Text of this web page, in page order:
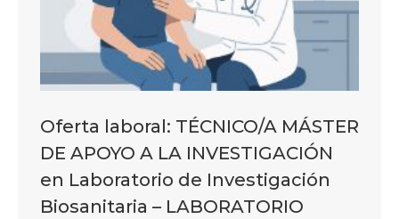
Oferta laboral: TÉCNICO/A MÁSTER
DE APOYO A LA INVESTIGACIÓN
en Laboratorio de Investigación
Biosanitaria – LABORATORIO